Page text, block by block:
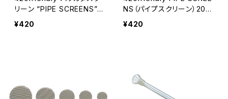
リーン “PIPE SCREENS”
ステンレス 20枚セット（ 10
¥420
NS（パイプスクリーン）20枚
セット パイプ／ボング／ヴ
¥420